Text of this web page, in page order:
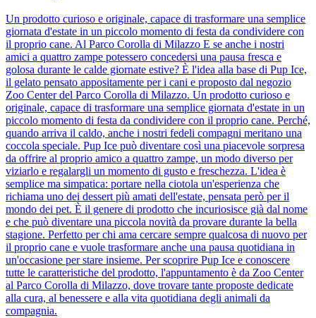
Un prodotto curioso e originale, capace di trasformare una semplice
giornata d'estate in un piccolo momento di festa da condividere con
il proprio cane. Al Parco Corolla di Milazzo E se anche i nostri
amici a quattro zampe potessero concedersi una pausa fresca e
golosa durante le calde giornate estive? È l'idea alla base di Pup Ice,
il gelato pensato appositamente per i cani e proposto dal negozio
Zoo Center del Parco Corolla di Milazzo. Un prodotto curioso e
originale, capace di trasformare una semplice giornata d'estate in un
piccolo momento di festa da condividere con il proprio cane. Perché,
quando arriva il caldo, anche i nostri fedeli compagni meritano una
coccola speciale. Pup Ice può diventare così una piacevole sorpresa
da offrire al proprio amico a quattro zampe, un modo diverso per
viziarlo e regalargli un momento di gusto e freschezza. L'idea è
semplice ma simpatica: portare nella ciotola un'esperienza che
richiama uno dei dessert più amati dell'estate, pensata però per il
mondo dei pet. È il genere di prodotto che incuriosisce già dal nome
e che può diventare una piccola novità da provare durante la bella
stagione. Perfetto per chi ama cercare sempre qualcosa di nuovo per
il proprio cane e vuole trasformare anche una pausa quotidiana in
un'occasione per stare insieme. Per scoprire Pup Ice e conoscere
tutte le caratteristiche del prodotto, l'appuntamento è da Zoo Center
al Parco Corolla di Milazzo, dove trovare tante proposte dedicate
alla cura, al benessere e alla vita quotidiana degli animali da
compagnia.